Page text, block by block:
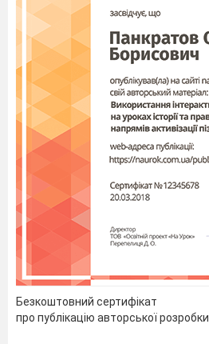
Безкоштовний сертифікат
про публікацію авторської розробки